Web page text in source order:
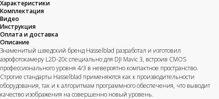
Характеристики
Комплектация
Видео
Инструкция
Оплата и доставка
Описание
Знаменитый шведский бренд Hasselblad разработал и изготовил
аэрофотокамеру L2D-20c специально для DJI Mavic 3, встроив CMOS
профессионального уровня 4/3 в невероятно компактное пространство.
Строгие стандарты Hasselblad применяются как к производительности
оборудования, так и к алгоритмам программного обеспечения, что выводит
качество изображения на совершенно новый уровень.